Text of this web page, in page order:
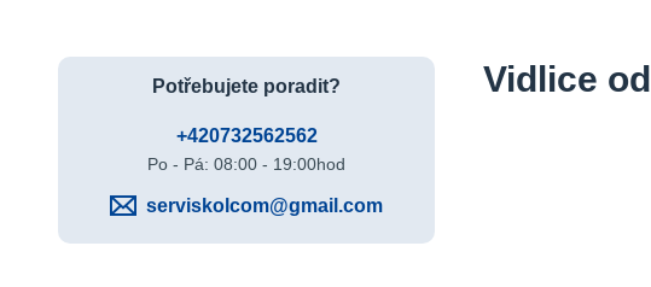
Vidlice
Potřebujete poradit?
+420732562562
Po - Pá: 08:00 - 19:00hod
serviskolcom@gmail.com